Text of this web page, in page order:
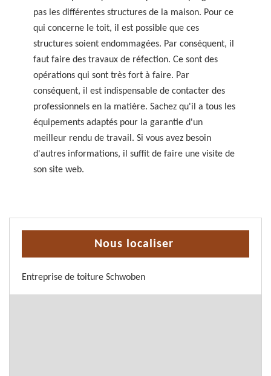
pas les différentes structures de la maison. Pour ce
qui concerne le toit, il est possible que ces
structures soient endommagées. Par conséquent, il
faut faire des travaux de réfection. Ce sont des
opérations qui sont très fort à faire. Par
conséquent, il est indispensable de contacter des
professionnels en la matière. Sachez qu'il a tous les
équipements adaptés pour la garantie d'un
meilleur rendu de travail. Si vous avez besoin
d'autres informations, il suffit de faire une visite de
son site web.
Nous localiser
Entreprise de toiture Schwoben